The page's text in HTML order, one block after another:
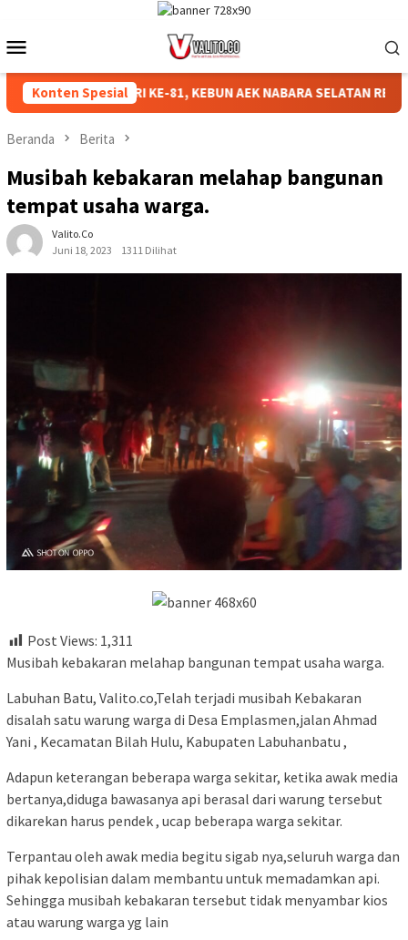
konten
Mobile
Konten Spesial
HUT RI KE-81, KEBUN AEK NABARA SELATAN RESMI
Beranda Berita
Musibah kebakaran melahap bangunan
tempat usaha warga.
Valito.co
Juni 18, 2023
1311 Dilihat
Post Views: 1,311
Musibah kebakaran melahap bangunan tempat usaha warga.
Labuhan Batu, Valito.co,Telah terjadi musibah Kebakaran
disalah satu warung warga di Desa Emplasmen,jalan Ahmad
Yani , Kecamatan Bilah Hulu, Kabupaten Labuhanbatu ,
Adapun keterangan beberapa warga sekitar, ketika awak media
bertanya,diduga bawasanya api berasal dari warung tersebut
dikarekan harus pendek , ucap beberapa warga sekitar.
Terpantau oleh awak media begitu sigab nya,seluruh warga dan
pihak kepolisian dalam membantu untuk memadamkan api.
Sehingga musibah kebakaran tersebut tidak menyambar kios
atau warung warga yg lain